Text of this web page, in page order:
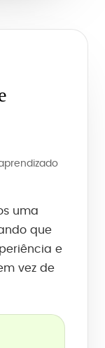
uma
que
e
vez de